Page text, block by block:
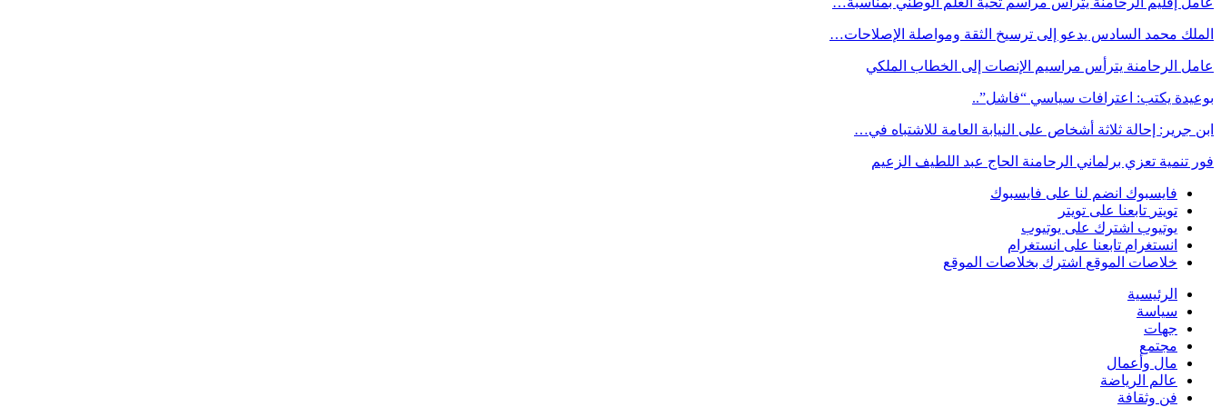
الملك محمد السادس يدعو إلى ترسيخ الثقة ومواصلة الإصلاحات…
عامل الرحامنة يترأس مراسيم الإنصات إلى الخطاب الملكي
بوعيدة يكتب: اعترافات سياسي “فاشل”..
ابن جرير: إحالة ثلاثة أشخاص على النيابة العامة للاشتباه في…
فور تنمية تعزي برلماني الرحامنة الحاج عبد اللطيف الزعيم
فايسبوك انضم لنا على فايسبوك
تويتر تابعنا على تويتر
يوتيوب اشترك على يوتيوب
انستغرام تابعنا على انستغرام
خلاصات الموقع اشترك بخلاصات الموقع
الرئيسية
سياسة
جهات
مجتمع
مال وأعمال
عالم الرياضة
فن وثقافة